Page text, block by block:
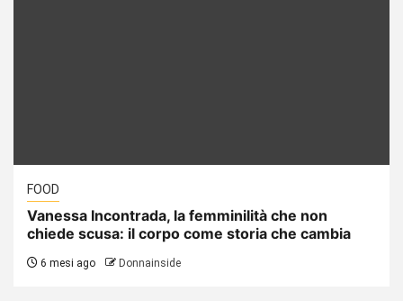
FOOD
Vanessa Incontrada, la femminilità che non
chiede scusa: il corpo come storia che cambia
6 mesi ago Donnainside